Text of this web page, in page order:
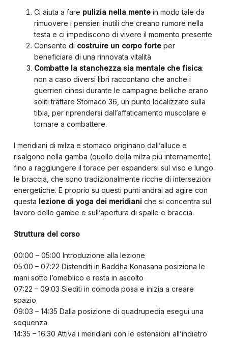
Ci aiuta a fare pulizia nella mentein modo tale da
rimuovere i pensieri inutili che creano rumore nella
testa e ci impediscono di vivere il momento presente
Consente di costruire un corpo forteper
beneficiare di una rinnovata vitalità
Combatte la stanchezza sia mentale che fisica:
non a caso diversi libri raccontano che anche i
guerrieri cinesi durante le campagne belliche erano
soliti trattare Stomaco 36, un punto localizzato sulla
tibia, per riprendersi dall’affaticamento muscolare e
tornare a combattere.
I meridiani di milza e stomaco originano dall’alluce e
risalgono nella gamba (quello della milza più internamente)
fino a raggiungere il torace per espandersi sul viso e lungo
le braccia, che sono tradizionalmente ricche di intersezioni
energetiche. E proprio su questi punti andrai ad agire con
questa lezione di yoga dei meridiani che si concentra sul
lavoro delle gambe e sull’apertura di spalle e braccia.
Struttura del corso
00:00 – 05:00 Introduzione alla lezione
05:00 – 07:22 Distenditi in Baddha Konasana posiziona le
mani sotto l’omeblico e resta in ascolto
07:22 – 09:03 Siediti in comoda posa e inizia a creare
spazio
09:03 – 14:35 Dalla posizione di quadrupedia esegui una
sequenza
14:35 – 16:30 Attiva i meridiani con le estensioni all’indietro